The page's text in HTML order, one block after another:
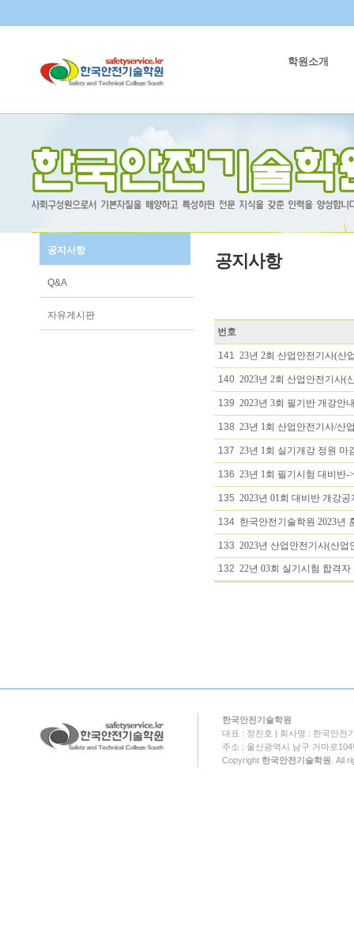
학원소개
공지사항
Q&A
자유게시판
공지사항
번호
141 23년 2회 산업안전기사(산
140 2023년 2회 산업안전기사(
139 2023년 3회 필기반 개강안
138 23년 1회 산업안전기사/산
137 23년 1회 실기개강 정원 마
136 23년 1회 필기시험 대비반-
135 2023년 01회 대비반 개강
134 한국안전기술학원 2023년
133 2023년 산업안전기사(산
132 22년 03회 실기시험 합격
한국안전기술학원
대표 : 정진호 | 회사명 : 한국안전
주소 : 울산광역시 남구 거마로
Copyright 한국안전기술학원 . All